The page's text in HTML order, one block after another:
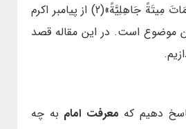
محکم‌ترین دستورات دین است. حدیث «مَنْ مَاتَ وَ لَمْ يَعْرِفْ إِمَامَ زَمَانِهِ مَاتَ مِيتَةً جَاهِلِيَّةً»(2) از پیامبر اکرم
موضوع است. در این مقاله قصد
دهیم که معرفت امام به چه